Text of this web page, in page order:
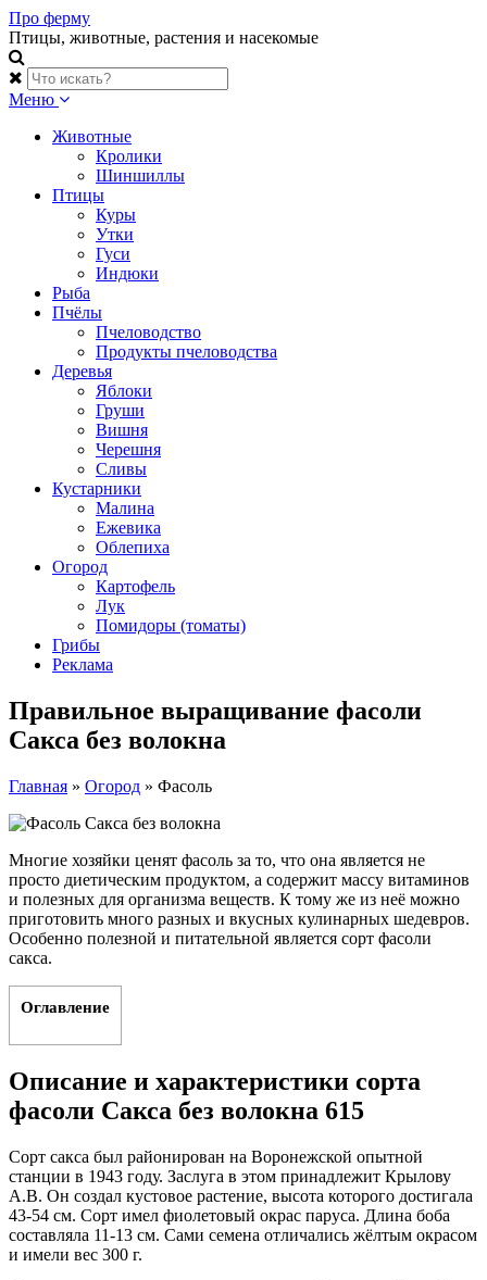
Skip
to
content
Про ферму
Птицы, животные, растения и насекомые
Меню
Животные
Кролики
Шиншиллы
Птицы
Куры
Утки
Гуси
Индюки
Рыба
Пчёлы
Пчеловодство
Продукты пчеловодства
Деревья
Яблоки
Груши
Вишня
Черешня
Сливы
Кустарники
Малина
Ежевика
Облепиха
Огород
Картофель
Лук
Помидоры (томаты)
Грибы
Реклама
Правильное выращивание фасоли
Сакса без волокна
Главная » Огород » Фасоль
Многие хозяйки ценят фасоль за то, что она является не
просто диетическим продуктом, а содержит массу витаминов
и полезных для организма веществ. К тому же из неё можно
приготовить много разных и вкусных кулинарных шедевров.
Особенно полезной и питательной является сорт фасоли
сакса.
Оглавление
Описание и характеристики сорта
фасоли Сакса без волокна 615
Сорт сакса был районирован на Воронежской опытной
станции в 1943 году. Заслуга в этом принадлежит Крылову
А.В. Он создал кустовое растение, высота которого достигала
43-54 см. Сорт имел фиолетовый окрас паруса. Длина боба
составляла 11-13 см. Сами семена отличались жёлтым окрасом
и имели вес 300 г.